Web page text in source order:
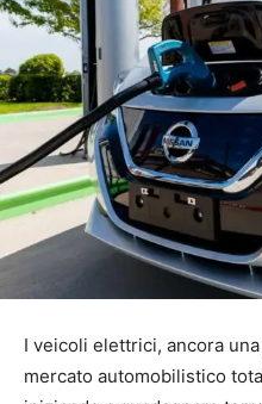
I veicoli elettrici, ancora
mercato automobilistico